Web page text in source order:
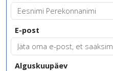
E-post
Alguskuupäev